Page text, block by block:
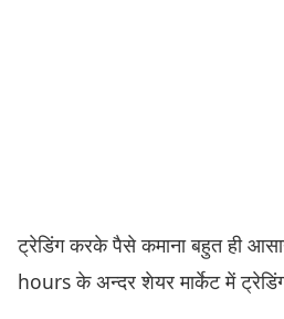
ट्रेडिंग करके पैसे कमाना बहुत ही
hours के अन्दर शेयर मार्केट में